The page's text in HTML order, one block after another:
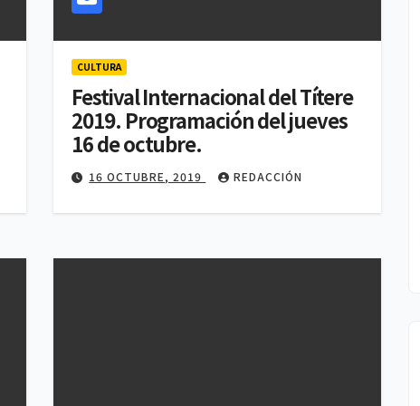
CULTURA
Festival Internacional del Títere
2019. Programación del jueves
16 de octubre.
16 OCTUBRE, 2019 REDACCIÓN
Lidera Ana Lilia
Rivera las
preferencias de
4 AGOSTO, 2026 REDACCIÓN